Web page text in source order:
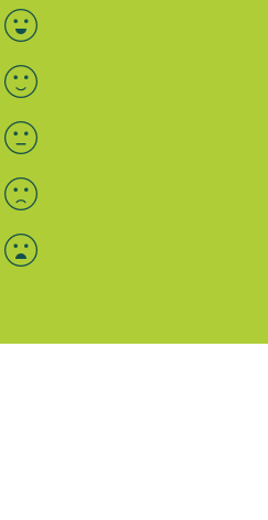
Bewertung auswählen